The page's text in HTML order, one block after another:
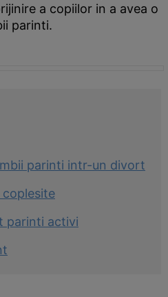
a copiilor in a avea o
parinti.
parinti intr-un divort
coplesite
parinti activi